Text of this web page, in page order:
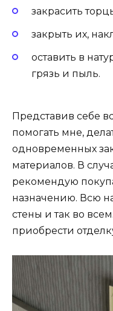
закрасить
закрыть их,
оставить в
грязь и пыль.
Представив себе
помогать мне,
одновременных
материалов. В
рекомендую
назначению. Всю
стены и так во
приобрести